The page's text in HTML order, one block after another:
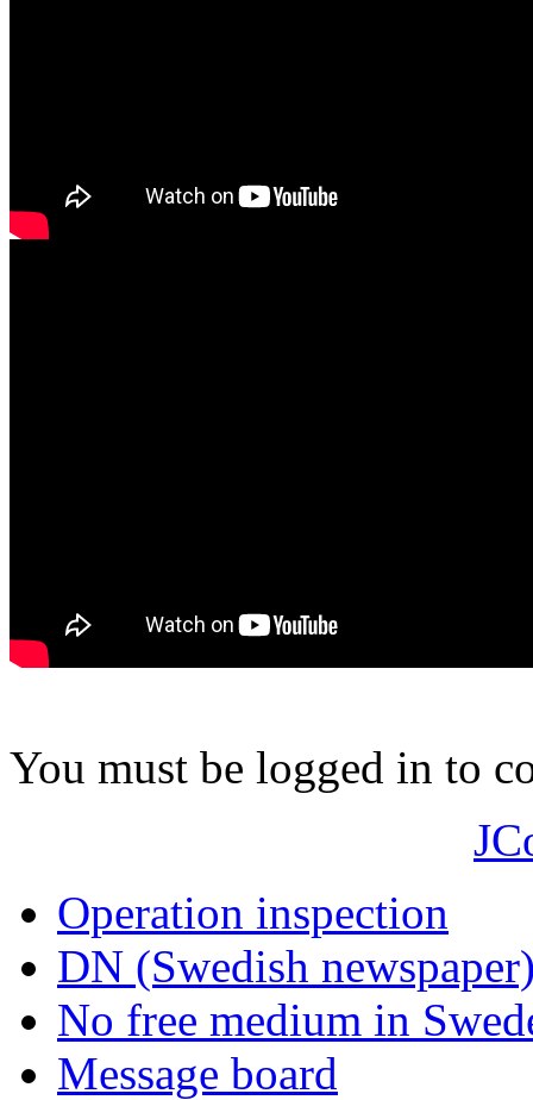
You must be logged in to
Operation inspection
DN (Swedish
No free medium in
Message board